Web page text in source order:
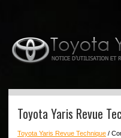
Toyota Yaris Revue
Toyota Yaris Revue Technique /